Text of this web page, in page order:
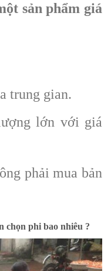
sản phẩm giá
trung gian.
lớn với giá
phải mua bản
chọn phi bao nhiêu ?